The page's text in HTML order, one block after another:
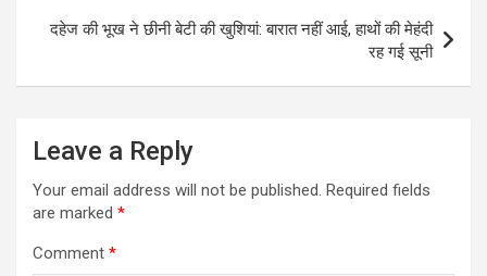
दहेज की भूख ने छीनी बेटी की खुशियां: बारात नहीं आई, हाथों की मेहंदी
रह गई सूनी
Leave a Reply
Your email address will not be published. Required fields
are marked *
Comment *